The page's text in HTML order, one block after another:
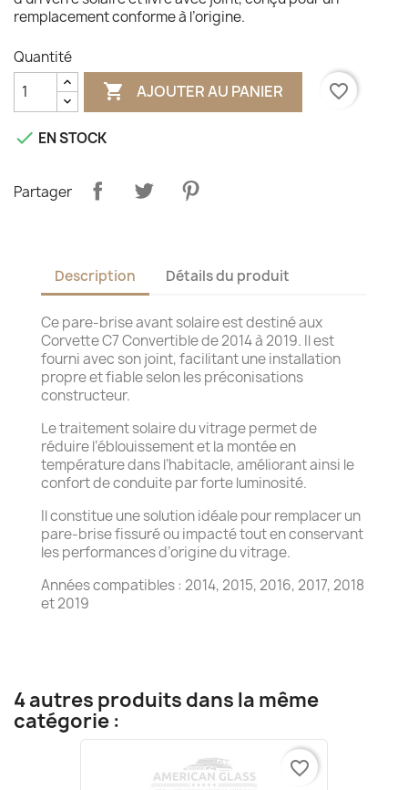
remplacement conforme à l’origine.
Quantité
 AJOUTER AU PANIER favorite_border
 EN STOCK
Partager
Description Détails du produit
Ce pare-brise avant solaire est destiné aux
Corvette C7 Convertible de 2014 à 2019. Il est
fourni avec son joint, facilitant une installation
propre et fiable selon les préconisations
constructeur.
Le traitement solaire du vitrage permet de
réduire l’éblouissement et la montée en
température dans l’habitacle, améliorant ainsi le
confort de conduite par forte luminosité.
Il constitue une solution idéale pour remplacer un
pare-brise fissuré ou impacté tout en conservant
les performances d’origine du vitrage.
Années compatibles : 2014, 2015, 2016, 2017, 2018
et 2019
4 autres produits dans la même
catégorie :
favorite_border